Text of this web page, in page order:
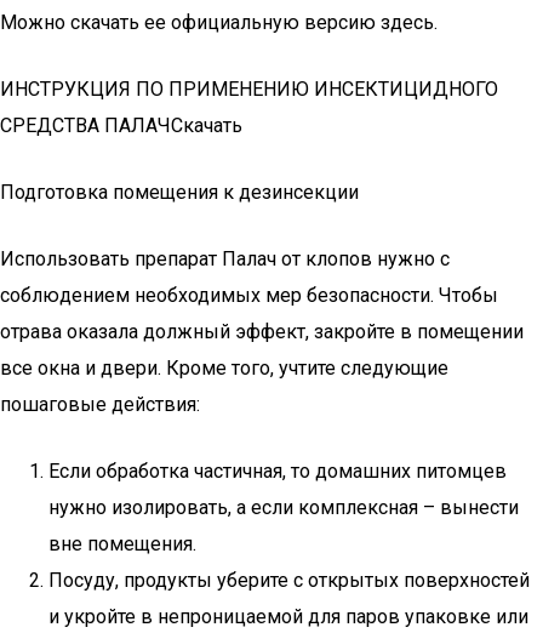
Можно скачать ее официальную версию здесь.
ИНСТРУКЦИЯ ПО ПРИМЕНЕНИЮ ИНСЕКТИЦИДНОГО
СРЕДСТВА ПАЛАЧСкачать
Подготовка помещения к дезинсекции
Использовать препарат Палач от клопов нужно с
соблюдением необходимых мер безопасности. Чтобы
отрава оказала должный эффект, закройте в помещении
все окна и двери. Кроме того, учтите следующие
пошаговые действия:
Если обработка частичная, то домашних питомцев
нужно изолировать, а если комплексная – вынести
вне помещения.
Посуду, продукты уберите с открытых поверхностей
и укройте в непроницаемой для паров упаковке или